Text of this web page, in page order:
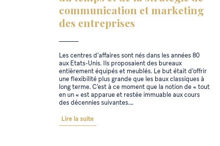
communication et marketing
des entreprises
Les centres d’affaires sont nés dans les années 80
aux Etats-Unis. Ils proposaient des bureaux
entièrement équipés et meublés. Le but était d’offrir
une flexibilité plus grande que les baux classiques à
long terme. C’est à ce moment que la notion de « tout
en un « est apparue et restée immuable aux cours
des décennies suivantes.…
Lire la suite